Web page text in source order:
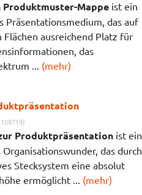
Produktmuster-Mappeist ein
Präsentationsmedium, das auf
ausreichend Platz für
das
... (mehr)
Produktpräsentationist ein
das durch
Stecksystem eine absolut
ermöglicht ... (mehr)